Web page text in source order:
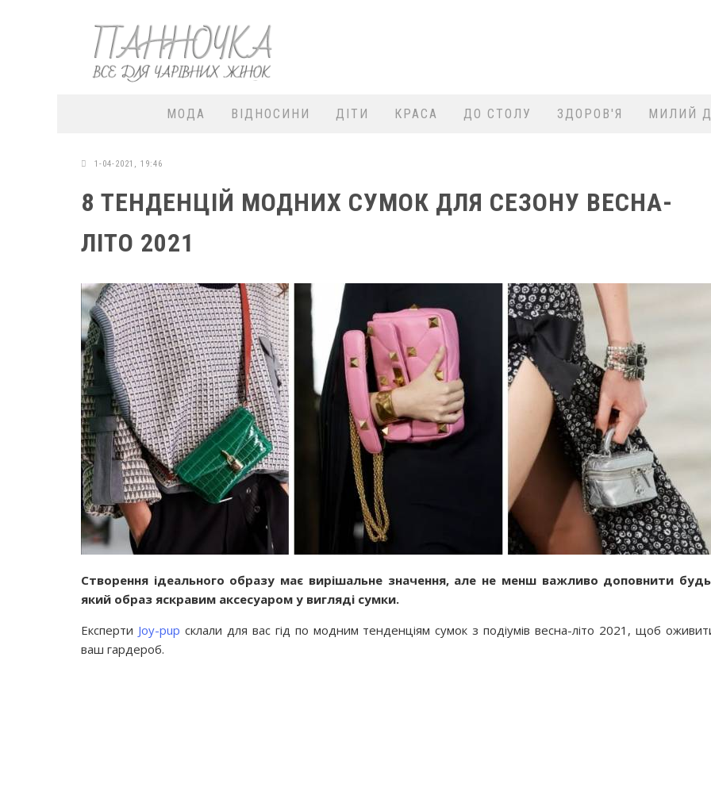
МОДА ВІДНОСИНИ ДІТИ КРАСА ДО СТОЛУ ЗДОРОВ'Я МИЛИЙ
1-04-2021, 19:46
8 ТЕНДЕНЦІЙ МОДНИХ СУМОК ДЛЯ СЕЗОНУ ВЕСНА-
ЛІТО 2021
Створення ідеального образу має вирішальне значення, але не менш важливо доповнити
який образ яскравим аксесуаром у вигляді сумки.
Експерти Joy-pup склали для вас гід по модним тенденціям сумок з подіумів весна-літо 2021, щоб
ваш гардероб.